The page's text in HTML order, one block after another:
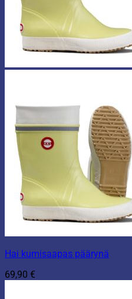
Hai kumisaapas päärynä
69,90 €